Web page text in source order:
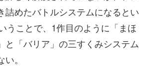
詰めたバトルシステムになるとい
うことで、1作目のように「まほ
と「バリア」の三すくみシステム
。